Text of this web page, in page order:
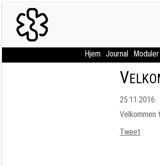
Hjem Journal Moduler
V
25.11.2016
Tweet